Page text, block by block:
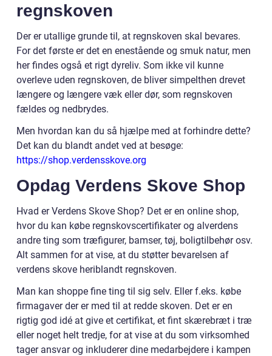
regnskoven
Der er utallige grunde til, at regnskoven skal bevares.
For det første er det en enestående og smuk natur, men
her findes også et rigt dyreliv. Som ikke vil kunne
overleve uden regnskoven, de bliver simpelthen drevet
længere og længere væk eller dør, som regnskoven
fældes og nedbrydes.
Men hvordan kan du så hjælpe med at forhindre dette?
Det kan du blandt andet ved at besøge:
https://shop.verdensskove.org
Opdag Verdens Skove Shop
Hvad er Verdens Skove Shop? Det er en online shop,
hvor du kan købe regnskovscertifikater og alverdens
andre ting som træfigurer, bamser, tøj, boligtilbehør osv.
Alt sammen for at vise, at du støtter bevarelsen af
verdens skove heriblandt regnskoven.
Man kan shoppe fine ting til sig selv. Eller f.eks. købe
firmagaver der er med til at redde skoven. Det er en
rigtig god idé at give et certifikat, et fint skærebræt i træ
eller noget helt tredje, for at vise at du som virksomhed
tager ansvar og inkluderer dine medarbejdere i kampen